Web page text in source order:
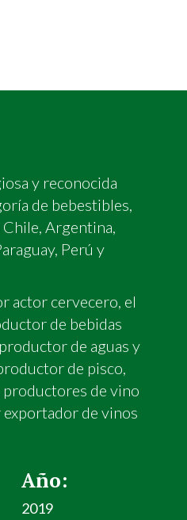
y reconocida
de bebestibles,
Argentina,
Perú y
actor cervecero, el
de bebidas
de aguas y
de pisco,
productores de vino
de vinos
Año:
2019